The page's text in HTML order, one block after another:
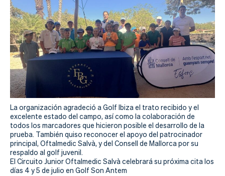
La organización agradeció a Golf Ibiza el trato recibido y el
excelente estado del campo, así como la colaboración de
todos los marcadores que hicieron posible el desarrollo de la
prueba. También quiso reconocer el apoyo del patrocinador
principal, Oftalmedic Salvà, y del Consell de Mallorca por su
respaldo al golf juvenil.
El Circuito Junior Oftalmedic Salvà celebrará su próxima cita los
días 4 y 5 de julio en Golf Son Antem